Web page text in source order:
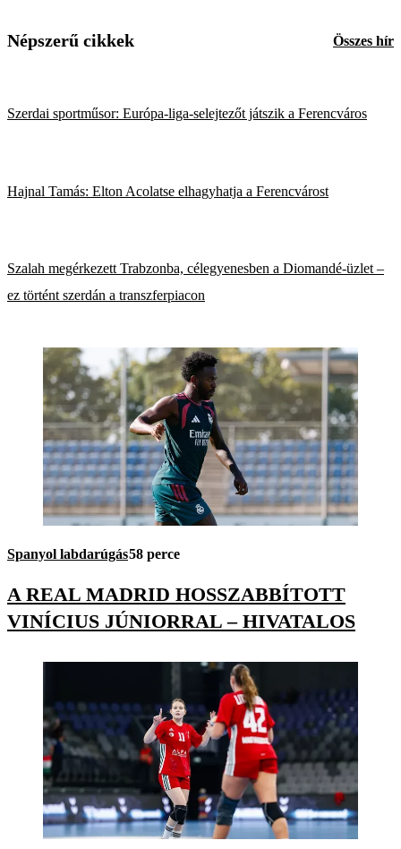
Népszerű cikkek Összes hír
Szerdai sportműsor: Európa-liga-selejtezőt játszik a Ferencváros
Hajnal Tamás: Elton Acolatse elhagyhatja a Ferencvárost
Szalah megérkezett Trabzonba, célegyenesben a Diomandé-üzlet –
ez történt szerdán a transzferpiacon
Spanyol labdarúgás58 perce
A REAL MADRID HOSSZABBÍTOTT
VINÍCIUS JÚNIORRAL – HIVATALOS